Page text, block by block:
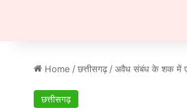
Home / छत्तीसगढ़ / अवैध संबंध के शक में
छत्तीसगढ़